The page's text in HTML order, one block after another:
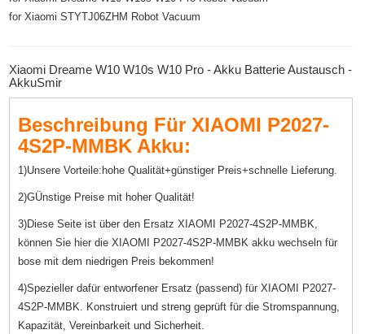
for Xiaomi STYTJ06ZHM Robot Vacuum
Xiaomi Dreame W10 W10s W10 Pro - Akku Batterie Austausch -
AkkuSmir
Beschreibung Für XIAOMI P2027-
4S2P-MMBK Akku:
1)Unsere Vorteile:hohe Qualität+günstiger Preis+schnelle Lieferung.
2)GÜnstige Preise mit hoher Qualität!
3)Diese Seite ist über den Ersatz XIAOMI P2027-4S2P-MMBK,
können Sie hier die XIAOMI P2027-4S2P-MMBK akku wechseln für
bose mit dem niedrigen Preis bekommen!
4)Spezieller dafür entworfener Ersatz (passend) für XIAOMI P2027-
4S2P-MMBK. Konstruiert und streng geprüft für die Stromspannung,
Kapazität, Vereinbarkeit und Sicherheit.